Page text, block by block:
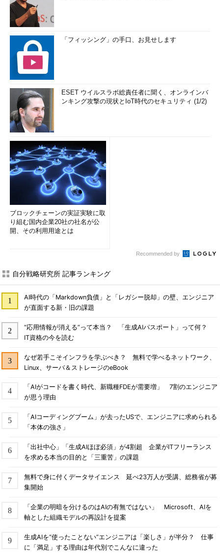
「フィッシング」の手口、お見せします
ESET ウイルスラボ総責任者に聞く、オンラインバ
ンキング攻撃の現状とIoT時代のセキュリティ (1/2)
ブロックチェーンの実証実験に取
り組む国内企業20社の社名が公
開、その利用用途とは
Recommended by
自分戦略研究所 記事ランキング
AI時代の「Markdown負債」と「レガシー脱却」の壁、エンジニア
が直面する新・旧の課題
“応用情報が消える”って本当？ 「生成AIパスポート」って何？
IT資格の今を読む
なぜ若手こそインフラを学ぶべき？ 無料で学べるネットワーク、
Linux、サーバ＆ストレージのeBook
「AIがコードを書く時代、新職種FDEが需要増」 7割のエンジニア
が思う理由
「AIコーディングブーム」が去ったUSで、エンジニアに求められる
「本体の強さ」
「出社中心」「生成AIほぼ必須」が4割超 企業がITフリーランス
を求める本当の目的と「三重苦」の課題
無料で身に付くデータサイエンス 延べ23万人が受講、総務省が募
集開始
「企業の明暗を分けるのはAIの有無ではない」 Microsoft、AIを
軸とした組織モデルの再設計を提案
生成AIを“使ったことない”エンジニアは「楽しさ」が半分？ 仕事
に「満足」する理由は年代別でこんなに違った